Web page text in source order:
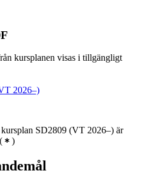
kursplanen visas i tillgängligt
2026–)
SD2809 (VT 2026–) är
( )